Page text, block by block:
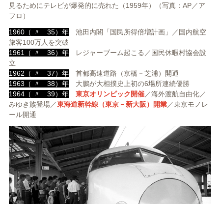
見るためにテレビが爆発的に売れた（1959年）（写真：AP／ア
フロ）
1960（ 〃 35）年池田内閣「国民所得倍増計画」／国内航空
旅客100万人を突破
1961（ 〃 36）年レジャーブーム起こる／国民休暇村協会設
立
1962（ 〃 37）年首都高速道路（京橋－芝浦）開通
1963（ 〃 38）年大鵬が大相撲史上初の6場所連続優勝
1964（ 〃 39）年
東京オリンピック開催／海外渡航自由化／
みゆき族登場／東海道新幹線（東京－新大阪）開業／東京モノレ
ール開通